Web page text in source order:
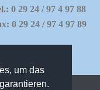
um das
0 29 24 / 97 4 97 88
0 29 24 / 97 4 97 89